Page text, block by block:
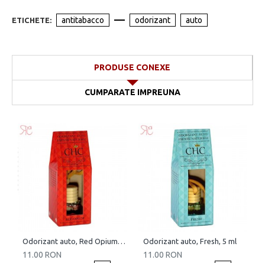
ETICHETE: antitabacco odorizant auto
PRODUSE CONEXE
CUMPARATE IMPREUNA
Odorizant auto, Red Opium, 5 ml
11.00 RON
Odorizant auto, Fresh, 5 ml
11.00 RON